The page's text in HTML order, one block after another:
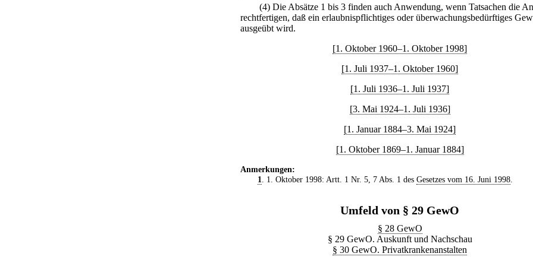
(4) Die Absätze 1 bis 3 finden auch Anwendung, wenn Tatsachen die
rechtfertigen, daß ein erlaubnispflichtiges oder überwachungsbedürftiges
ausgeübt wird.
[1. Oktober 1960–1. Oktober 1998]
[1. Juli 1937–1. Oktober 1960]
[1. Juli 1936–1. Juli 1937]
[3. Mai 1924–1. Juli 1936]
[1. Januar 1884–3. Mai 1924]
[1. Oktober 1869–1. Januar 1884]
Anmerkungen:
1
. 1. Oktober 1998: Artt. 1 Nr. 5, 7 Abs. 1 des Gesetzes vom 16. Juni 1998.
Umfeld von § 29 GewO
§ 28 GewO
§ 29 GewO. Auskunft und Nachschau
§ 30 GewO. Privatkrankenanstalten